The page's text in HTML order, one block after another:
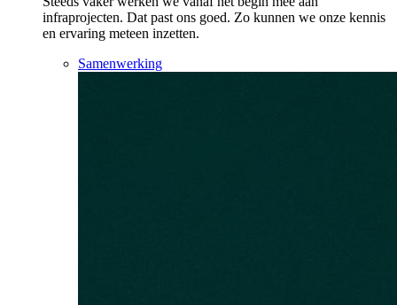
infraprojecten. Dat past ons goed. Zo kunnen we onze kennis
en ervaring meteen inzetten.
Samenwerking